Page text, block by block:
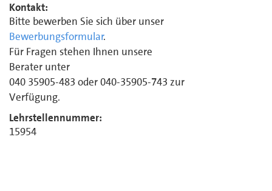
Kontakt:
Bitte bewerben Sie sich über unser
Bewerbungsformular.
Für Fragen stehen Ihnen unsere
Berater unter
040 35905-483 oder 040-35905-743 zur
Verfügung.
Lehrstellennummer:
15954